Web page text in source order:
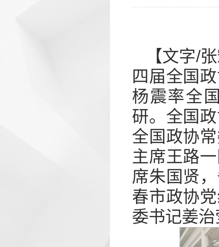
【文字/
四届全国
杨震率全
研。全国
全国政协
主席王路
席朱国贤
春市政协
委书记姜